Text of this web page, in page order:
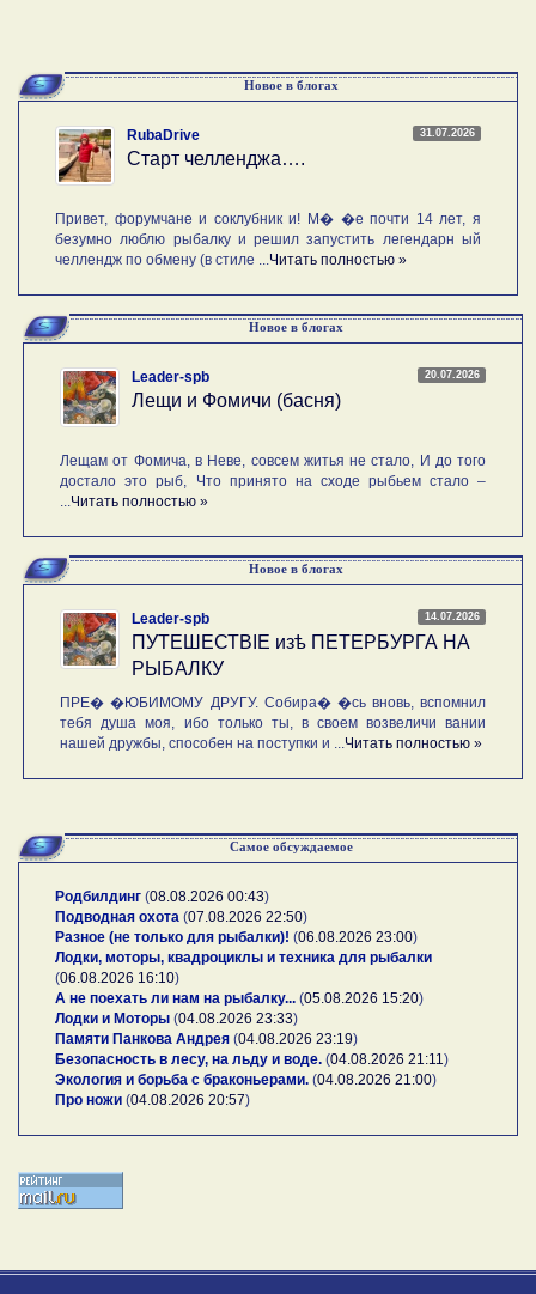
Новое в блогах
31.07.2026
RubaDrive
Старт челленджа….
Привет, форумчане и соклубник и! М� �е почти 14 лет, я
безумно люблю рыбалку и решил запустить легендарн ый
челлендж по обмену (в стиле ... Читать полностью »
Новое в блогах
20.07.2026
Leader-spb
Лещи и Фомичи (басня)
Лещам от Фомича, в Неве, совсем житья не стало, И до того
достало это рыб, Что принято на сходе рыбьем стало –
Читать полностью »
Новое в блогах
14.07.2026
Leader-spb
ПУТЕШЕСТВIE изѣ ПЕТЕРБУРГА НА
РЫБАЛКУ
ПРЕ� �ЮБИМОМУ ДРУГУ. Собира� �сь вновь, вспомнил
тебя душа моя, ибо только ты, в своем возвеличи вании
нашей дружбы, способен на поступки и ... Читать полностью »
Самое обсуждаемое
Родбилдинг (08.08.2026 00:43)
Подводная охота (07.08.2026 22:50)
Разное (не только для рыбалки)! (06.08.2026 23:00)
Лодки, моторы, квадроциклы и техника для рыбалки
(06.08.2026 16:10)
А не поехать ли нам на рыбалку... (05.08.2026 15:20)
Лодки и Моторы (04.08.2026 23:33)
Памяти Панкова Андрея (04.08.2026 23:19)
Безопасность в лесу, на льду и воде. (04.08.2026 21:11 )
Экология и борьба с браконьерами. (04.08.2026 21:00)
Про ножи (04.08.2026 20:57)